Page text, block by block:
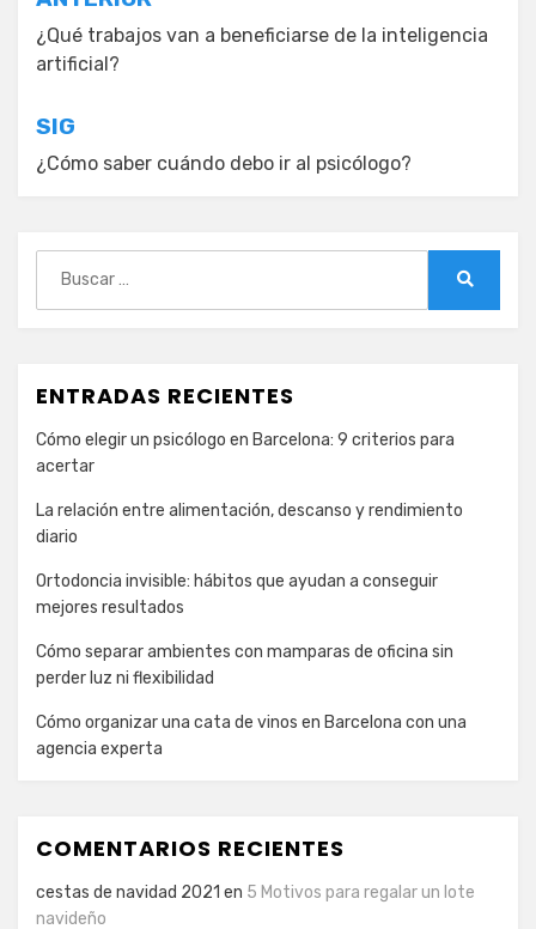
de
entradas
¿Qué trabajos van a beneficiarse de la inteligencia
artificial?
SIG
¿Cómo saber cuándo debo ir al psicólogo?
ENTRADAS RECIENTES
Cómo elegir un psicólogo en Barcelona: 9 criterios para
acertar
La relación entre alimentación, descanso y rendimiento
diario
Ortodoncia invisible: hábitos que ayudan a conseguir
mejores resultados
Cómo separar ambientes con mamparas de oficina sin
perder luz ni flexibilidad
Cómo organizar una cata de vinos en Barcelona con una
agencia experta
COMENTARIOS RECIENTES
cestas de navidad 2021 en 5 Motivos para regalar un lote
navideño